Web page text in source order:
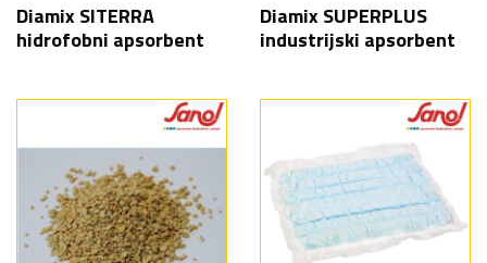
Diamix SITERRA
hidrofobni apsorbent
Diamix SUPERPLUS
industrijski apsorbent